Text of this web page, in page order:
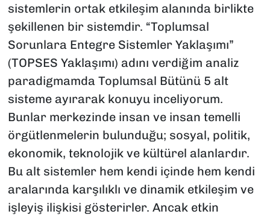
sistemlerin ortak etkileşim alanında birlikte
şekillenen bir sistemdir. “Toplumsal
Sorunlara Entegre Sistemler Yaklaşımı”
(TOPSES Yaklaşımı) adını verdiğim analiz
paradigmamda Toplumsal Bütünü 5 alt
sisteme ayırarak konuyu inceliyorum.
Bunlar merkezinde insan ve insan temelli
örgütlenmelerin bulunduğu; sosyal, politik,
ekonomik, teknolojik ve kültürel alanlardır.
Bu alt sistemler hem kendi içinde hem kendi
aralarında karşılıklı ve dinamik etkileşim ve
işleyiş ilişkisi gösterirler. Ancak etkin